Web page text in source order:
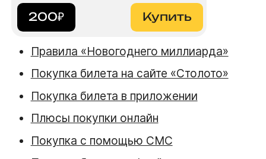
200₽ Купить
Правила «Новогоднего миллиарда»
Покупка билета на сайте «Столото»
Покупка билета в приложении
Плюсы покупки онлайн
Покупка с помощью СМС